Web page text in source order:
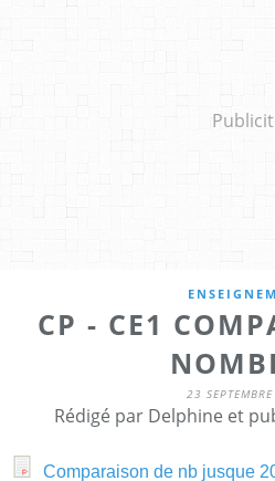
CP - CE1
23
Rédigé par Delphine et
Comparaison de nb jusque